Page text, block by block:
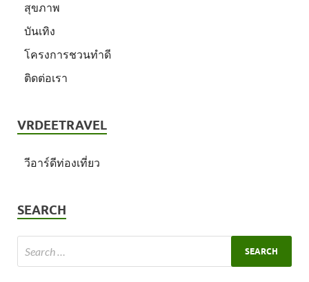
สุขภาพ
บันเทิง
โครงการชวนทำดี
ติดต่อเรา
VRDEETRAVEL
วีอาร์ดีท่องเที่ยว
SEARCH